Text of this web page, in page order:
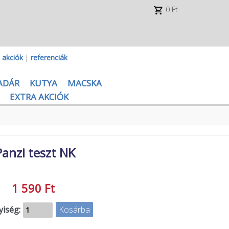
0 Ft
akciók| referenciák
KUTYA
MACSKA
EXTRA AKCIÓK
teszt NK
1 590 Ft